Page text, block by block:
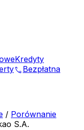
Kredyty
phone Bezpłatna
/ Porównanie
S.A.